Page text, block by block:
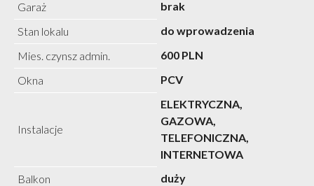
Garaż
brak
Stan lokalu
do wprowadzenia
Mies. czynsz admin.
600 PLN
Okna
PCV
Instalacje
ELEKTRYCZNA,
GAZOWA,
TELEFONICZNA,
INTERNETOWA
Balkon
duży